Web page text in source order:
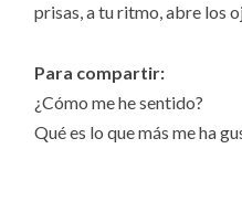
prisas, a tu ritmo, abre los
Para compartir:
¿Cómo me he sentido?
Qué es lo que más me ha